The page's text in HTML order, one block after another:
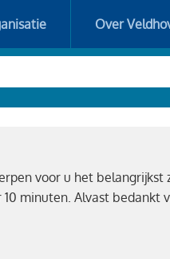
Over
voor u het
minuten. Alvast bedankt